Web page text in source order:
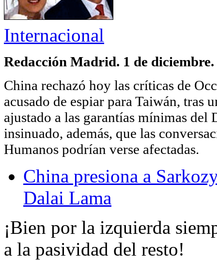
Internacional
Redacción Madrid. 1 de diciembre.
China rechazó hoy las críticas de
acusado de espiar para Taiwán, tras
ajustado a las garantías mínimas
insinuado, además, que las
Humanos podrían verse afectadas.
China presiona a
Dalai Lama
¡Bien por la izquierda
a la pasividad del resto!